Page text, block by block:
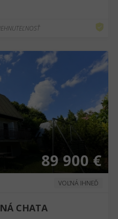
❯
89 900 €
VOĽNÁ IHNEĎ
CHATA